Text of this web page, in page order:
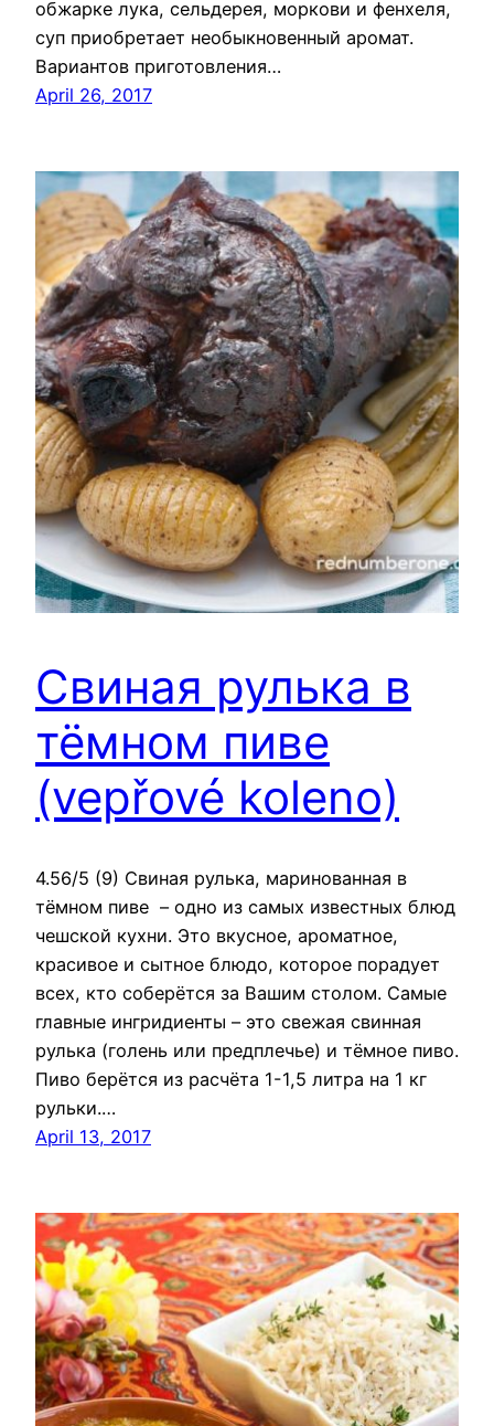
обжарке лука, сельдерея, моркови и фенхеля,
суп приобретает необыкновенный аромат.
Вариантов приготовления…
April 26, 2017
Свиная рулька в
тёмном пиве
(vepřové koleno)
4.56/5 (9) Свиная рулька, маринованная в
тёмном пиве – одно из самых известных блюд
чешской кухни. Это вкусное, ароматное,
красивое и сытное блюдо, которое порадует
всех, кто соберётся за Вашим столом. Самые
главные ингридиенты – это свежая свинная
рулька (голень или предплечье) и тёмное пиво.
Пиво берётся из расчёта 1-1,5 литра на 1 кг
рульки.…
April 13, 2017